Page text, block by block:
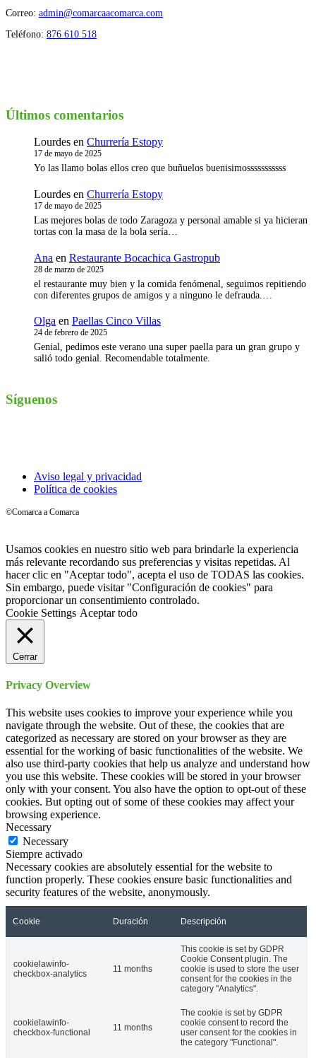
Correo: admin@comarcaacomarca.com
Teléfono: 876 610 518
Últimos comentarios
Lourdes en Churrería Estopy
17 de mayo de 2025
Yo las llamo bolas ellos creo que buñuelos buenisimosssssssssss
Lourdes en Churrería Estopy
17 de mayo de 2025
Las mejores bolas de todo Zaragoza y personal amable si ya hicieran
tortas con la masa de la bola sería…
Ana en Restaurante Bocachica Gastropub
28 de marzo de 2025
el restaurante muy bien y la comida fenómenal, seguimos repitiendo
con diferentes grupos de amigos y a ninguno le defrauda.…
Olga en Paellas Cinco Villas
24 de febrero de 2025
Genial, pedimos este verano una super paella para un gran grupo y
salió todo genial. Recomendable totalmente.
Síguenos
Aviso legal y privacidad
Política de cookies
©Comarca a Comarca
Usamos cookies en nuestro sitio web para brindarle la experiencia
más relevante recordando sus preferencias y visitas repetidas. Al
hacer clic en "Aceptar todo", acepta el uso de TODAS las cookies.
Sin embargo, puede visitar "Configuración de cookies" para
proporcionar un consentimiento controlado.
Cookie Settings Aceptar todo
Cerrar
Privacy Overview
This website uses cookies to improve your experience while you
navigate through the website. Out of these, the cookies that are
categorized as necessary are stored on your browser as they are
essential for the working of basic functionalities of the website. We
also use third-party cookies that help us analyze and understand how
you use this website. These cookies will be stored in your browser
only with your consent. You also have the option to opt-out of these
cookies. But opting out of some of these cookies may affect your
browsing experience.
Necessary
Necessary
Siempre activado
Necessary cookies are absolutely essential for the website to
function properly. These cookies ensure basic functionalities and
security features of the website, anonymously.
Cookie Duración Descripción
cookielawinfo-
checkbox-analytics
11 months
This cookie is set by GDPR
Cookie Consent plugin. The
cookie is used to store the user
consent for the cookies in the
category "Analytics".
cookielawinfo-
checkbox-functional
11 months
The cookie is set by GDPR
cookie consent to record the
user consent for the cookies in
the category "Functional".